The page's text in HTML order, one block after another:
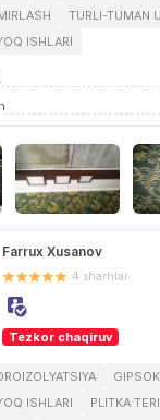
TURLI-TUMAN
ISHLARI
Farrux Xusanov
4 sharhlar
Tezkor chaqiruv
ISHLARI
PLITKA